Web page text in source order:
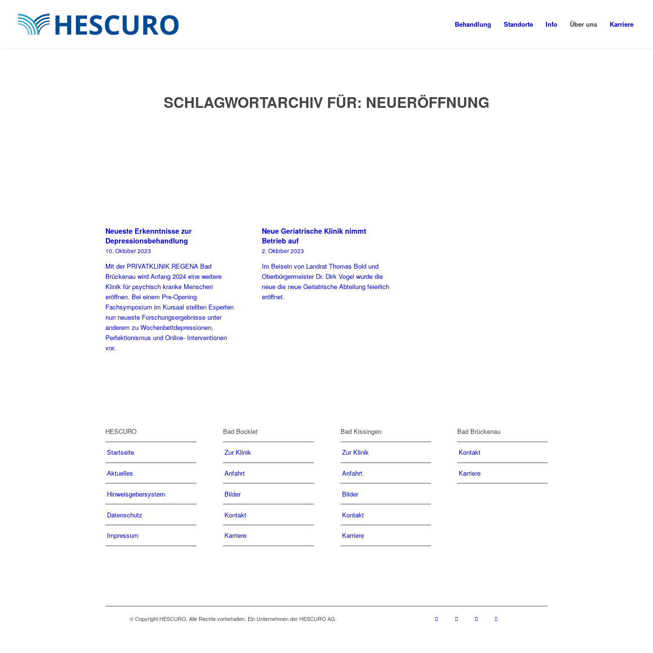
Behandlung Standorte Info Über uns Karriere
SCHLAGWORTARCHIV FÜR: NEUERÖFFNUNG
Neueste Erkenntnisse zur
Depressionsbehandlung
10. Oktober 2023
Mit der PRIVATKLINIK REGENA Bad
Brückenau wird Anfang 2024 eine weitere
Klinik für psychisch kranke Menschen
eröffnen. Bei einem Pre-Opening
Fachsymposium im Kursaal stellten Experten
nun neueste Forschungsergebnisse unter
anderem zu Wochenbettdepressionen,
Perfektionismus und Online- Interventionen
vor.
Neue Geriatrische Klinik nimmt
Betrieb auf
2. Oktober 2023
Im Beisein von Landrat Thomas Bold und
Oberbürgermeister Dr. Dirk Vogel wurde die
neue die neue Geriatrische Abteilung feierlich
eröffnet.
HESCURO
Startseite
Aktuelles
Hinweisgebersystem
Datenschutz
Impressum
Bad Bocklet
Zur Klinik
Anfahrt
Bilder
Kontakt
Karriere
Bad Kissingen
Zur Klinik
Anfahrt
Bilder
Kontakt
Karriere
Bad Brückenau
Kontakt
Karriere
© Copyright HESCURO. Alle Rechte vorbehalten. Ein Unternehmen der HESCURO AG.